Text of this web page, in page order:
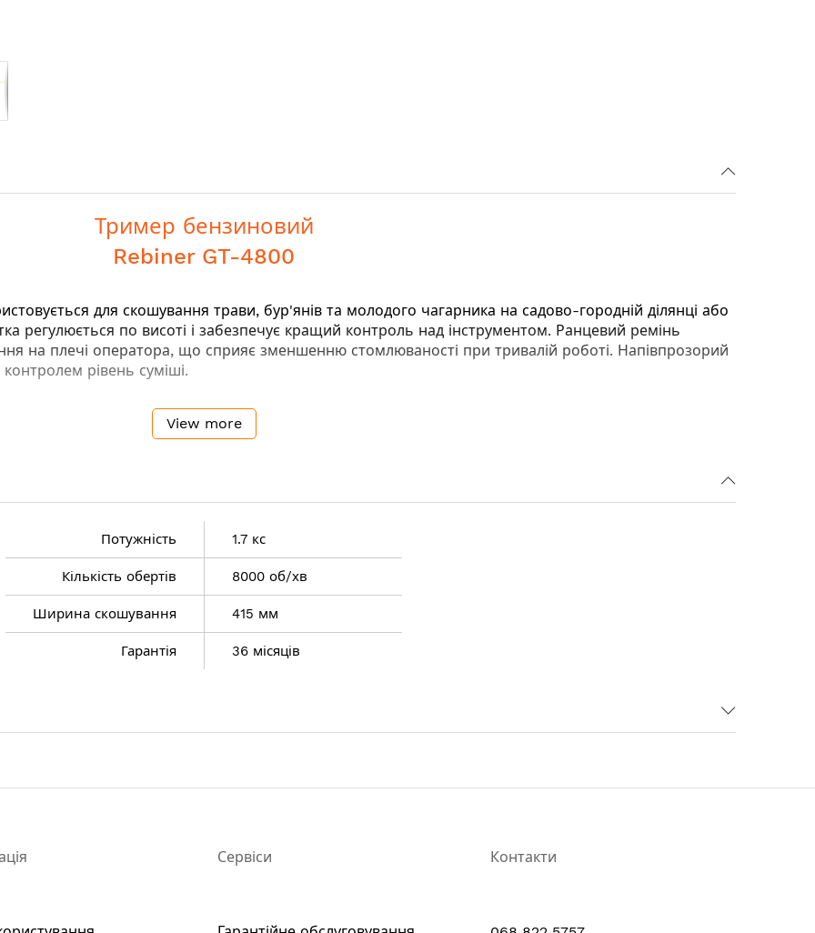
Тример бензиновий
Rebiner GT-4800
для скошування трави, бур'янів та молодого чагарника на садово-городній ділянці або
регулюється по висоті і забезпечує кращий контроль над інструментом. Ранцевий ремінь
на плечі оператора, що сприяє зменшенню стомлюваності при тривалій роботі. Напівпрозорий
рівень суміші.
агрегату, міцно його утримувати, а також направляти його робочу частину в потрібне
View more
Потужність 1.7 кс
Кількість обертів 8000 об/хв
Ширина скошування 415 мм
Гарантія 36 місяців
Сервіси Контакти